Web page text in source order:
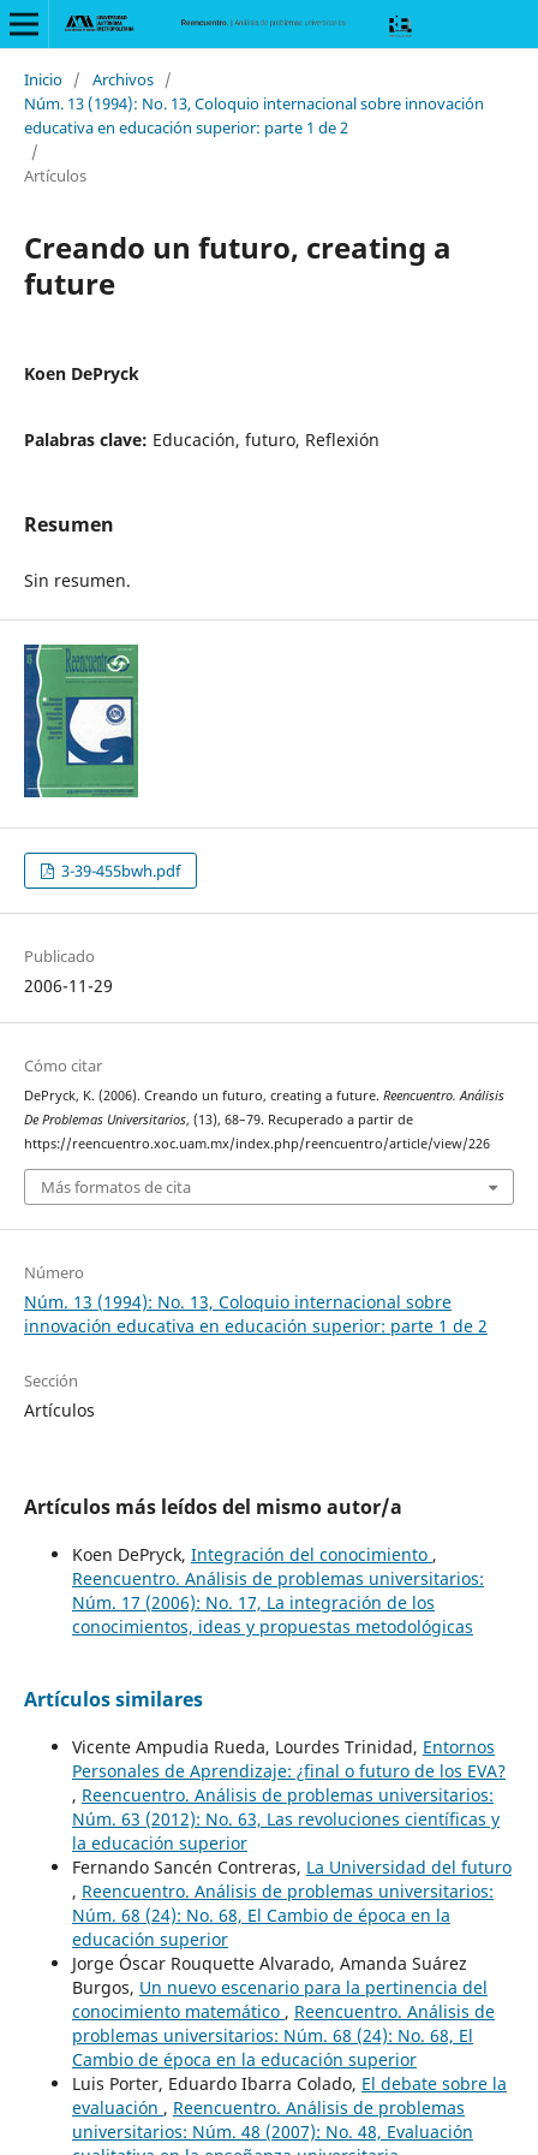
Inicio / Archivos /
Núm. 13 (1994): No. 13, Coloquio internacional sobre innovación
educativa en educación superior: parte 1 de 2
/
Artículos
Creando un futuro, creating a
future
Koen DePryck
Palabras clave: Educación, futuro, Reflexión
Resumen
Sin resumen.
3-39-455bwh.pdf
Publicado
2006-11-29
Cómo citar
DePryck, K. (2006). Creando un futuro, creating a future. Reencuentro. Análisis
De Problemas Universitarios, (13), 68–79. Recuperado a partir de
https://reencuentro.xoc.uam.mx/index.php/reencuentro/article/view/226
Más formatos de cita
Número
Núm. 13 (1994): No. 13, Coloquio internacional sobre
innovación educativa en educación superior: parte 1 de 2
Sección
Artículos
Artículos más leídos del mismo autor/a
Koen DePryck, Integración del conocimiento ,
Reencuentro. Análisis de problemas universitarios:
Núm. 17 (2006): No. 17, La integración de los
conocimientos, ideas y propuestas metodológicas
Artículos similares
Vicente Ampudia Rueda, Lourdes Trinidad, Entornos
Personales de Aprendizaje: ¿final o futuro de los EVA?
, Reencuentro. Análisis de problemas universitarios:
Núm. 63 (2012): No. 63, Las revoluciones científicas y
la educación superior
Fernando Sancén Contreras, La Universidad del futuro
, Reencuentro. Análisis de problemas universitarios:
Núm. 68 (24): No. 68, El Cambio de época en la
educación superior
Jorge Óscar Rouquette Alvarado, Amanda Suárez
Burgos, Un nuevo escenario para la pertinencia del
conocimiento matemático , Reencuentro. Análisis de
problemas universitarios: Núm. 68 (24): No. 68, El
Cambio de época en la educación superior
Luis Porter, Eduardo Ibarra Colado, El debate sobre la
evaluación , Reencuentro. Análisis de problemas
universitarios: Núm. 48 (2007): No. 48, Evaluación